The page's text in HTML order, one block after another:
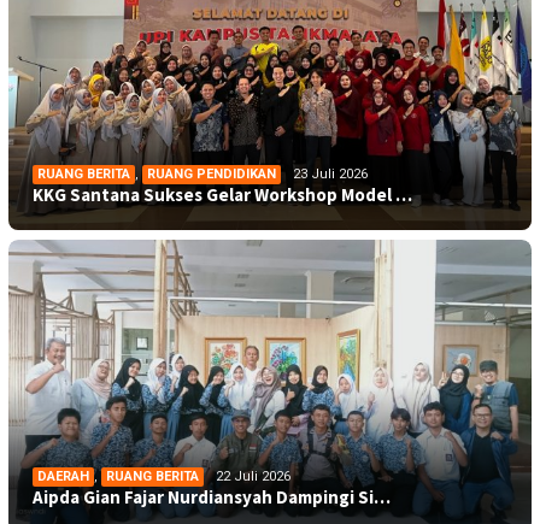
RUANG BERITA , RUANG PENDIDIKAN 23 Juli 2026
KKG Santana Sukses Gelar Workshop Model …
DAERAH , RUANG BERITA 22 Juli 2026
Aipda Gian Fajar Nurdiansyah Dampingi Si…